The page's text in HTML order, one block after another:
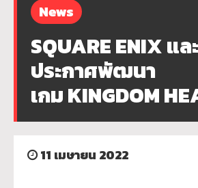
News
SQUARE ENIX แล
ประกาศพัฒนา
เกม KINGDOM
11 เมษายน 2022